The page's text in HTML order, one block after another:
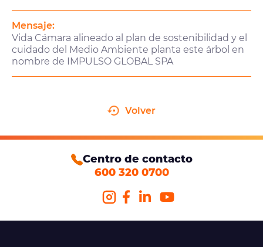
Mensaje:
Vida Cámara alineado al plan de sostenibilidad y el
cuidado del Medio Ambiente planta este árbol en
nombre de IMPULSO GLOBAL SPA
Volver
Centro de contacto
600 320 0700